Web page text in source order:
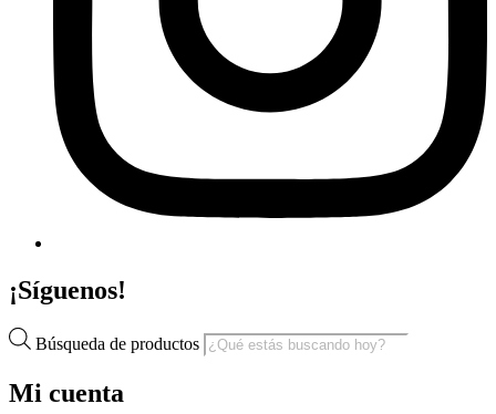
¡Síguenos!
Búsqueda de productos
Mi cuenta